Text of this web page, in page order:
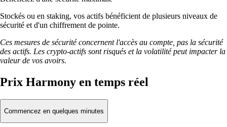
Stockés ou en staking, vos actifs bénéficient de plusieurs niveaux de
sécurité et d'un chiffrement de pointe.
Ces mesures de sécurité concernent l'accès au compte, pas la sécurité
des actifs. Les crypto-actifs sont risqués et la volatilité peut impacter la
valeur de vos avoirs.
Prix Harmony en temps réel
Commencez en quelques minutes